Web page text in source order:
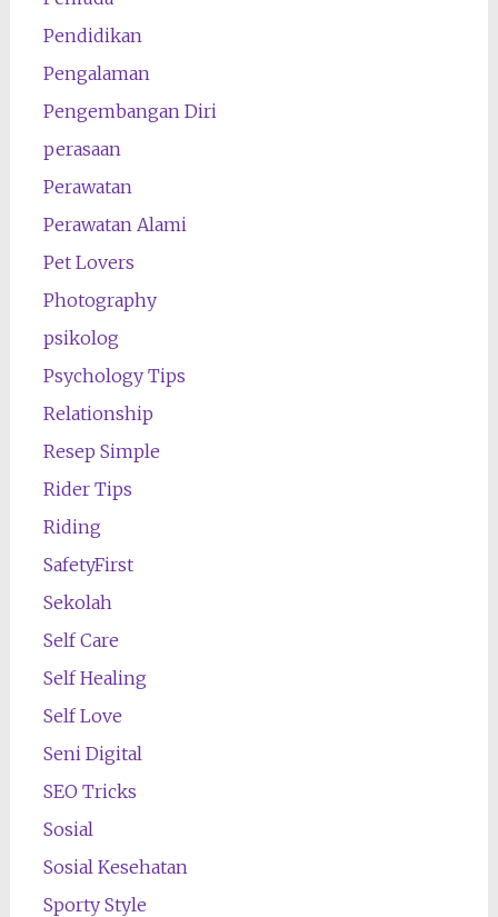
Pendidikan
Pengalaman
Pengembangan Diri
perasaan
Perawatan
Perawatan Alami
Pet Lovers
Photography
psikolog
Psychology Tips
Relationship
Resep Simple
Rider Tips
Riding
SafetyFirst
Sekolah
Self Care
Self Healing
Self Love
Seni Digital
SEO Tricks
Sosial
Sosial Kesehatan
Sporty Style